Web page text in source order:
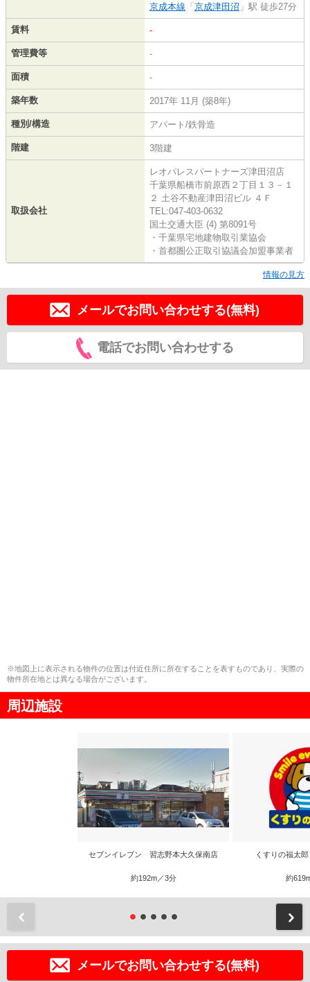
京成本線 「 京成津田沼 」駅 徒歩27分
賃料 -
管理費等 -
面積 -
築年数 2017年 11月 (築8年)
種別/構造 アパート/鉄骨造
階建 3階建
取扱会社
レオパレスパートナーズ津田沼店
千葉県船橋市前原西２丁目１３－１
２ 土谷不動産津田沼ビル ４Ｆ
TEL:047-403-0632
国土交通大臣 (4) 第8091号
・千葉県宅地建物取引業協会
・首都圏公正取引協議会加盟事業者
情報の見方
メールでお問い合わせする(無料)
電話でお問い合わせする
※地図上に表示される物件の位置は付近住所に所在することを表すものであり、実際の
物件所在地とは異なる場合がございます。
周辺施設
セブンイレブン 習志野本大久保南店
約192m／3分
くすりの福太
約
メールでお問い合わせする(無料)